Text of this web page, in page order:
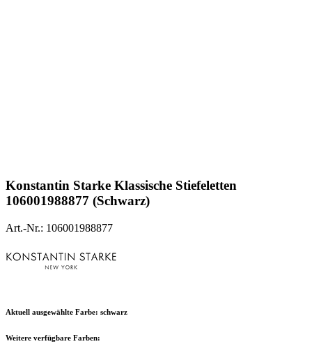
Konstantin Starke Klassische Stiefeletten
106001988877 (Schwarz)
Art.-Nr.: 106001988877
Aktuell ausgewählte Farbe: schwarz
Weitere verfügbare Farben: